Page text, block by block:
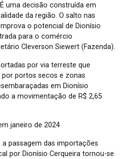
uma decisão construída em
da região. O salto nas
o potencial de Dionísio
para o comércio
Cleverson Siewert (Fazenda).
por via terreste que
portos secos e zonas
em Dionísio
a movimentação de R$ 2,65
janeiro de 2024
a passagem das importações
por Dionísio Cerqueira tornou-se